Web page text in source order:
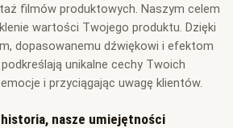
filmów produktowych. Naszym celem
wartości Twojego produktu. Dzięki
dopasowanemu dźwiękowi i efektom
unikalne cechy Twoich
i przyciągając uwagę klientów.
nasze umiejętności